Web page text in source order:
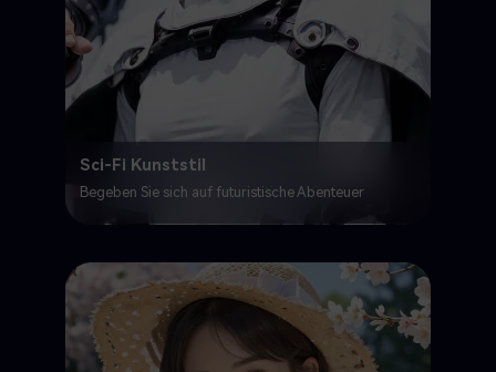
Sci-Fi Kunststil
Begeben Sie sich auf futuristische Abenteuer